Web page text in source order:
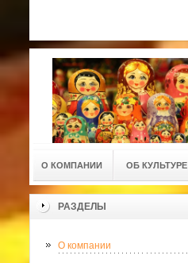
О КОМПАНИИ ОБ КУЛЬТУРЕ
РАЗДЕЛЫ
О компании